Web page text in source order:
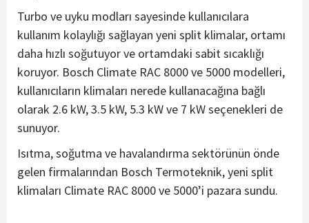
Turbo ve uyku modları sayesinde kullanıcılara
kullanım kolaylığı sağlayan yeni split klimalar, ortamı
daha hızlı soğutuyor ve ortamdaki sabit sıcaklığı
koruyor. Bosch Climate RAC 8000 ve 5000 modelleri,
kullanıcıların klimaları nerede kullanacağına bağlı
olarak 2.6 kW, 3.5 kW, 5.3 kW ve 7 kW seçenekleri de
sunuyor.
Isıtma, soğutma ve havalandırma sektörünün önde
gelen firmalarından Bosch Termoteknik, yeni split
klimaları Climate RAC 8000 ve 5000’i pazara sundu.